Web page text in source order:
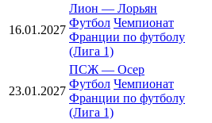
16.01.2027
Лион — Лорьян
Футбол Чемпионат
Франции по футболу
(Лига 1)
23.01.2027
ПСЖ — Осер
Футбол Чемпионат
Франции по футболу
(Лига 1)